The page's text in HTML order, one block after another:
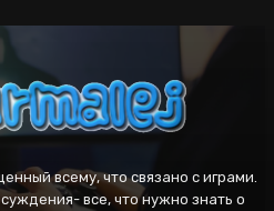
всему, что связано с играми.
все, что нужно знать о